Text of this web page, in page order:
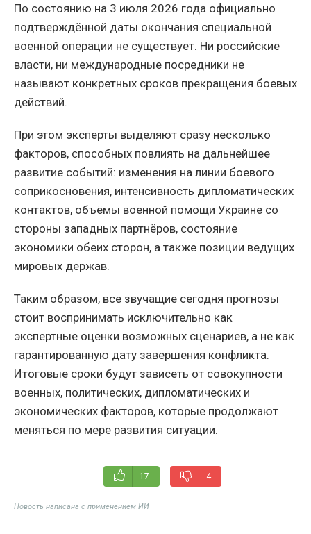
По состоянию на 3 июля 2026 года официально
подтверждённой даты окончания специальной
военной операции не существует. Ни российские
власти, ни международные посредники не
называют конкретных сроков прекращения боевых
действий.
При этом эксперты выделяют сразу несколько
факторов, способных повлиять на дальнейшее
развитие событий: изменения на линии боевого
соприкосновения, интенсивность дипломатических
контактов, объёмы военной помощи Украине со
стороны западных партнёров, состояние
экономики обеих сторон, а также позиции ведущих
мировых держав.
Таким образом, все звучащие сегодня прогнозы
стоит воспринимать исключительно как
экспертные оценки возможных сценариев, а не как
гарантированную дату завершения конфликта.
Итоговые сроки будут зависеть от совокупности
военных, политических, дипломатических и
экономических факторов, которые продолжают
меняться по мере развития ситуации.
17 4
Новость написана с применением ИИ